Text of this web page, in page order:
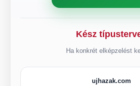
Kész
Ha konkrét elképzelést
ujhazak.com